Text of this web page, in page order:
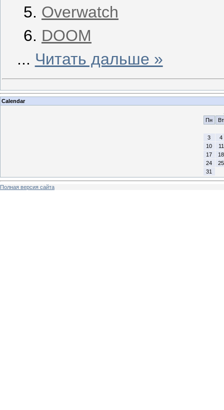
Overwatch
DOOM
... Читать дальше »
Calendar
Пн
Вт
3
4
10
11
17
18
24
25
31
Полная версия сайта